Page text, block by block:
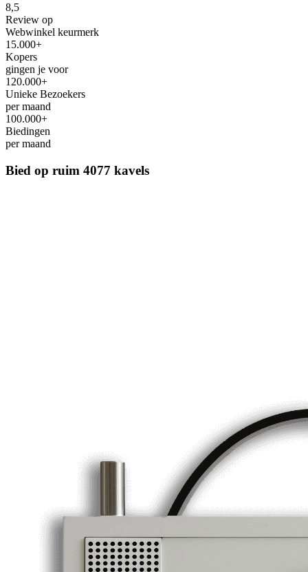
8,5
Review op
Webwinkel keurmerk
15.000+
Kopers
gingen je voor
120.000+
Unieke Bezoekers
per maand
100.000+
Biedingen
per maand
Bied op ruim 4077 kavels